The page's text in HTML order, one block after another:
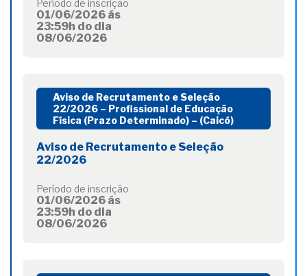
Período de inscrição
01/06/2026 ás
23:59h do dia
08/06/2026
Aviso de Recrutamento e Seleção
22/2026 – Profissional de Educação
Física (Prazo Determinado) – (Caicó)
Aviso de Recrutamento e Seleção
22/2026
Período de inscrição
01/06/2026 ás
23:59h do dia
08/06/2026